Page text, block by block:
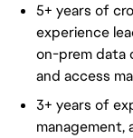
5+ years of
experience
on-prem data
and access
3+ years of
management,